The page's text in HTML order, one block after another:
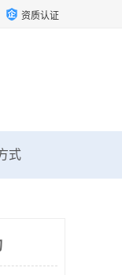
资质认证
式